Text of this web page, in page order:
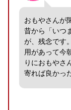
おもやさんが
昔から「いつ
が、残念です。
用があって今
りにおもやさ
寄れば良かっ